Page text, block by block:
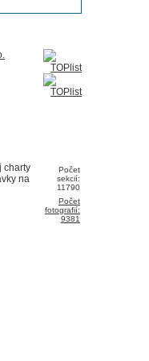
Počet
sekcií:
11790
Počet
fotografií:
9381